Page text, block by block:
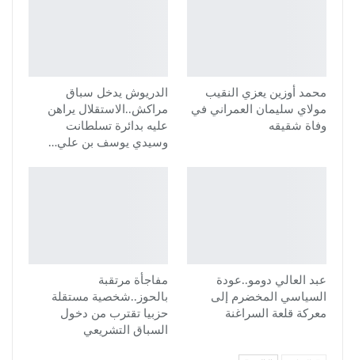
محمد أوزين يعزي النقيب
مولاي سليمان العمراني في
وفاة شقيقه
الدريوش يدخل سباق
مراكش..الاستقلال يراهن
عليه بدائرة تسلطانت
وسيدي يوسف بن علي…
عبد العالي دومو..عودة
السياسي المخضرم إلى
معركة قلعة السراغنة
مفاجأة مرتقبة
بالحوز..شخصية مستقلة
حزبيا تقترب من دخول
السباق التشريعي